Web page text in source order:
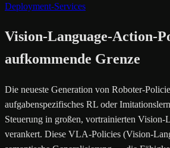
Deployment-Services
Vision-Language-Action-
aufkommende Grenze
Die neueste Generation von Roboter-
aufgabenspezifisches RL oder
Steuerung in großen, vortrainierten Vision-
verankert. Diese VLA-Policies (Vision-